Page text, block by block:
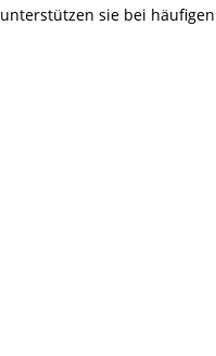
sie bei
Transportgut,